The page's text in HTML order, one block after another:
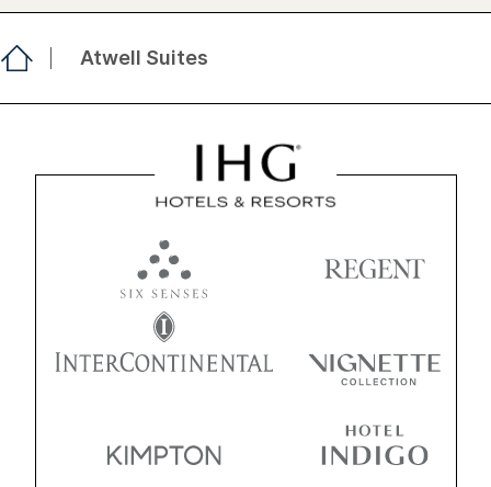
Atwell Suites